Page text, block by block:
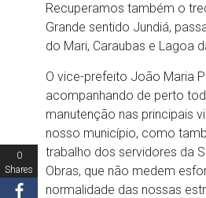
Recuperamos também o
Grande sentido Jundiá,
do Mari, Caraubas e Lagoa
O vice-prefeito João Maria
acompanhando de perto
manutenção nas principais
nosso município, como
trabalho dos servidores da
Obras, que não medem
normalidade das nossas
0
Shares